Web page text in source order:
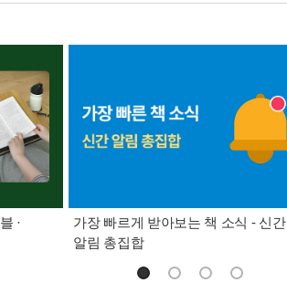
·
가장 빠르게 받아보는 책 소식 - 신간
알림 총집합